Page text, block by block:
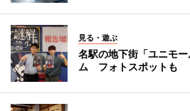
見る・遊ぶ
名駅の地下街「ユニモ
ム フォトスポットも